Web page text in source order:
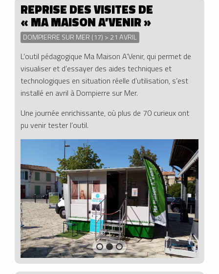
REPRISE DES VISITES DE
« MA MAISON A’VENIR »
DOMPIERRE SUR MER (17) > 21 AVRIL
L’outil pédagogique Ma Maison A’Venir, qui permet de
visualiser et d’essayer des aides techniques et
technologiques en situation réelle d’utilisation, s’est
installé en avril à Dompierre sur Mer.
Une journée enrichissante, où plus de 70 curieux ont
pu venir tester l’outil.